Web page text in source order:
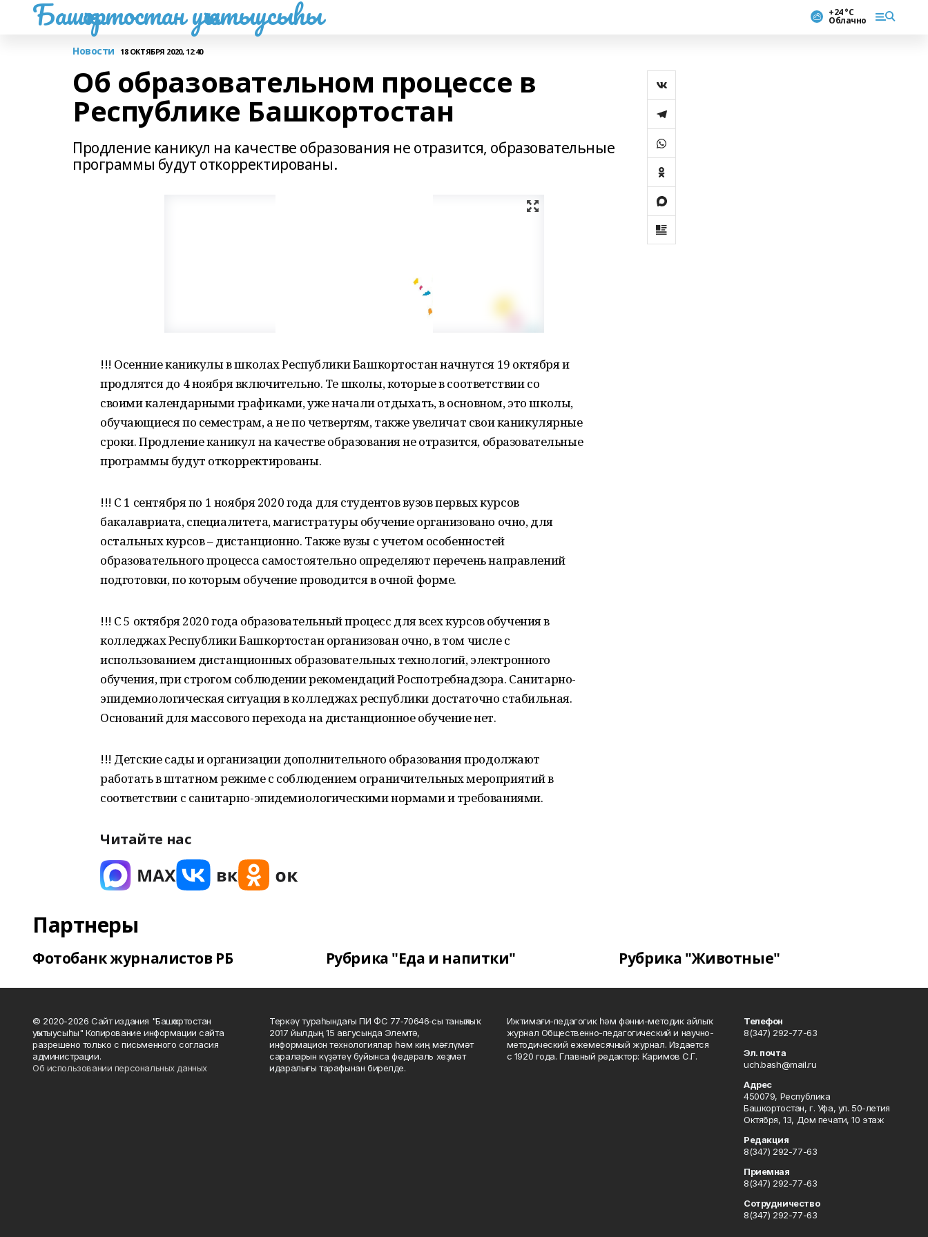
Башҡортостан уҡытыусыһы +24 °С
Облачно
Новости 18 ОКТЯБРЯ 2020, 12:40
Об образовательном процессе в
Республике Башкортостан
Продление каникул на качестве образования не отразится, образовательные
программы будут откорректированы.
!!! Осенние каникулы в школах Республики Башкортостан начнутся 19 октября и
продлятся до 4 ноября включительно. Те школы, которые в соответствии со
своими календарными графиками, уже начали отдыхать, в основном, это школы,
обучающиеся по семестрам, а не по четвертям, также увеличат свои каникулярные
сроки. Продление каникул на качестве образования не отразится, образовательные
программы будут откорректированы.
!!! С 1 сентября по 1 ноября 2020 года для студентов вузов первых курсов
бакалавриата, специалитета, магистратуры обучение организовано очно, для
остальных курсов – дистанционно. Также вузы с учетом особенностей
образовательного процесса самостоятельно определяют перечень направлений
подготовки, по которым обучение проводится в очной форме.
!!! С 5 октября 2020 года образовательный процесс для всех курсов обучения в
колледжах Республики Башкортостан организован очно, в том числе с
использованием дистанционных образовательных технологий, электронного
обучения, при строгом соблюдении рекомендаций Роспотребнадзора. Санитарно-
эпидемиологическая ситуация в колледжах республики достаточно стабильная.
Оснований для массового перехода на дистанционное обучение нет.
!!! Детские сады и организации дополнительного образования продолжают
работать в штатном режиме с соблюдением ограничительных мероприятий в
соответствии с санитарно-эпидемиологическими нормами и требованиями.
Читайте нас
Партнеры
Фотобанк журналистов РБ Рубрика "Еда и напитки" Рубрика "Животные"
© 2020-2026 Сайт издания "Башҡортостан
уҡытыусыһы" Копирование информации сайта
разрешено только с письменного согласия
администрации.
Об использовании персональных данных
Теркәү тураһындағы ПИ ФС 77‑70646‑сы таныҡлыҡ
2017 йылдың 15 авгусында Элемтә,
информацион технологиялар һәм киң мәғлүмәт
сараларын күҙәтеү буйынса федераль хеҙмәт
идаралығы тарафынан бирелде.
Ижтимағи-педагогик һәм фәнни-методик айлыҡ
журнал Общественно-педагогический и научно-
методический ежемесячный журнал. Издается
с 1920 года. Главный редактор: Каримов С.Г.
Телефон
8(347) 292-77-63
Эл. почта
uch.bash@mail.ru
Адрес
450079, Республика
Башкортостан, г. Уфа, ул. 50-летия
Октября, 13, Дом печати, 10 этаж
Редакция
8(347) 292-77-63
Приемная
8(347) 292-77-63
Сотрудничество
8(347) 292-77-63